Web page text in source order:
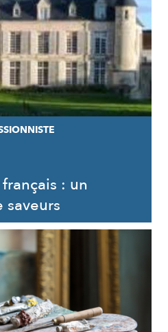
: un
saveurs